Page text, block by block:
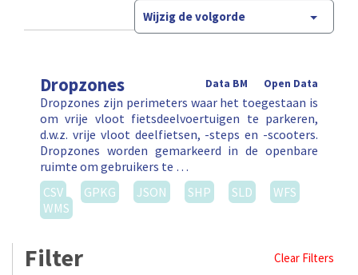
Wijzig de volgorde
Dropzones Open Data
Data BM
Dropzones zijn perimeters waar het toegestaan is
om vrije vloot fietsdeelvoertuigen te parkeren,
d.w.z. vrije vloot deelfietsen, -steps en -scooters.
Dropzones worden gemarkeerd in de openbare
ruimte om gebruikers te …
CSV
GPKG JSON SHP SLD
WFS
WMS
Filter Clear Filters